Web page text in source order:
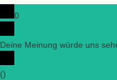
0
Deine Meinung würde uns
()